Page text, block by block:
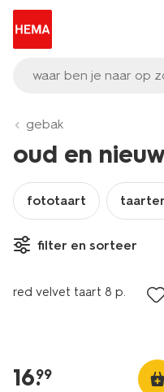
waar ben je naar op
gebak
oud en
fototaart
filter en sorteer
red velvet taart 8 p.
16.
99